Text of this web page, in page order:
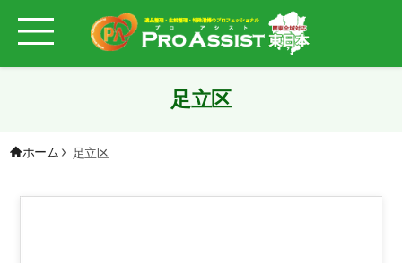
足立区
ホーム 足立区